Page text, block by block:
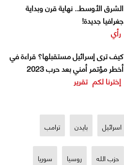
الشرق الأوسط.. نهاية قرن وبداية
جغرافيا جديدة!
رأي
كيف ترى إسرائيل مستقبلها؟ قراءة في
أخطر مؤتمر أمني بعد حرب 2023
إخترنا لكم تقرير
اسرائيل بايدن ترامب
حزب الله روسيا سوريا